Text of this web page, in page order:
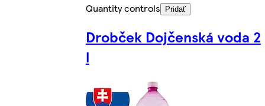
Quantity controls
Pridať
Drobček Dojčenská voda 2
l